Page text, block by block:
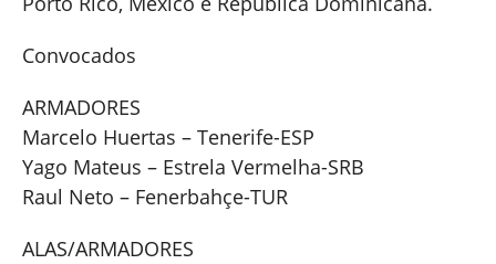
Convocados
ARMADORES
Marcelo Huertas – Tenerife-ESP
Yago Mateus – Estrela Vermelha-SRB
Raul Neto – Fenerbahçe-TUR
ALAS/ARMADORES